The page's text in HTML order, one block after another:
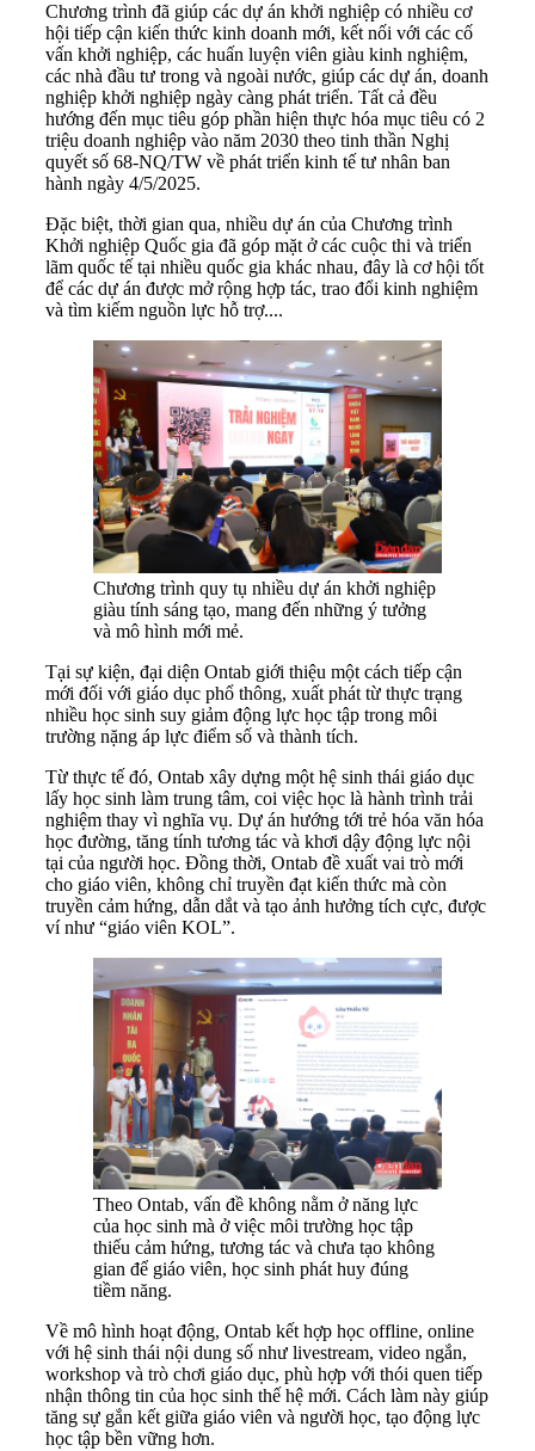
Chương trình đã giúp các dự án khởi nghiệp có nhiều cơ
hội tiếp cận kiến thức kinh doanh mới, kết nối với các cố
vấn khởi nghiệp, các huấn luyện viên giàu kinh nghiệm,
các nhà đầu tư trong và ngoài nước, giúp các dự án, doanh
nghiệp khởi nghiệp ngày càng phát triển. Tất cả đều
hướng đến mục tiêu góp phần hiện thực hóa mục tiêu có 2
triệu doanh nghiệp vào năm 2030 theo tinh thần Nghị
quyết số 68-NQ/TW về phát triển kinh tế tư nhân ban
hành ngày 4/5/2025.
Đặc biệt, thời gian qua, nhiều dự án của Chương trình
Khởi nghiệp Quốc gia đã góp mặt ở các cuộc thi và triển
lãm quốc tế tại nhiều quốc gia khác nhau, đây là cơ hội tốt
để các dự án được mở rộng hợp tác, trao đổi kinh nghiệm
và tìm kiếm nguồn lực hỗ trợ....
Chương trình quy tụ nhiều dự án khởi nghiệp
giàu tính sáng tạo, mang đến những ý tưởng
và mô hình mới mẻ.
Tại sự kiện, đại diện Ontab giới thiệu một cách tiếp cận
mới đối với giáo dục phổ thông, xuất phát từ thực trạng
nhiều học sinh suy giảm động lực học tập trong môi
trường nặng áp lực điểm số và thành tích.
Từ thực tế đó, Ontab xây dựng một hệ sinh thái giáo dục
lấy học sinh làm trung tâm, coi việc học là hành trình trải
nghiệm thay vì nghĩa vụ. Dự án hướng tới trẻ hóa văn hóa
học đường, tăng tính tương tác và khơi dậy động lực nội
tại của người học. Đồng thời, Ontab đề xuất vai trò mới
cho giáo viên, không chỉ truyền đạt kiến thức mà còn
truyền cảm hứng, dẫn dắt và tạo ảnh hưởng tích cực, được
ví như “giáo viên KOL”.
Theo Ontab, vấn đề không nằm ở năng lực
của học sinh mà ở việc môi trường học tập
thiếu cảm hứng, tương tác và chưa tạo không
gian để giáo viên, học sinh phát huy đúng
tiềm năng.
Về mô hình hoạt động, Ontab kết hợp học offline, online
với hệ sinh thái nội dung số như livestream, video ngắn,
workshop và trò chơi giáo dục, phù hợp với thói quen tiếp
nhận thông tin của học sinh thế hệ mới. Cách làm này giúp
tăng sự gắn kết giữa giáo viên và người học, tạo động lực
học tập bền vững hơn.